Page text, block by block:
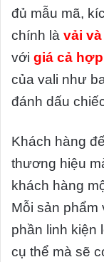
đủ mẫu mã,
chính là vải
với giá cả
của vali như
đánh dấu
Khách hàng
thương hiệu
khách hàng
Mỗi sản phẩm
phần linh kiện
cụ thể mà sẽ